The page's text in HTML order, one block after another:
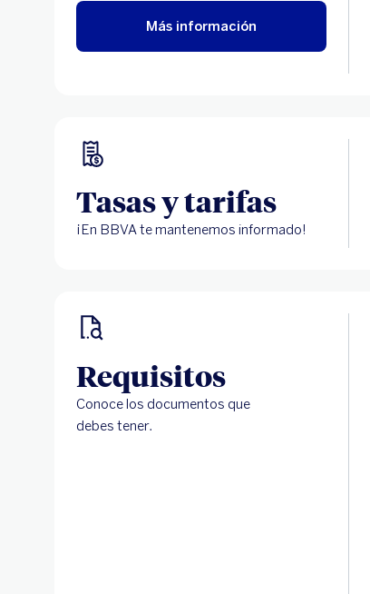
Más información
Tasas y tarifas
¡En BBVA te mantenemos informado!
Requisitos
Conoce los documentos que
debes tener.